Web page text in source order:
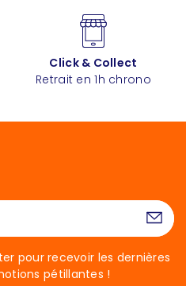
Click & Collect
Retrait en 1h chrono
pour recevoir les dernières
pétillantes !